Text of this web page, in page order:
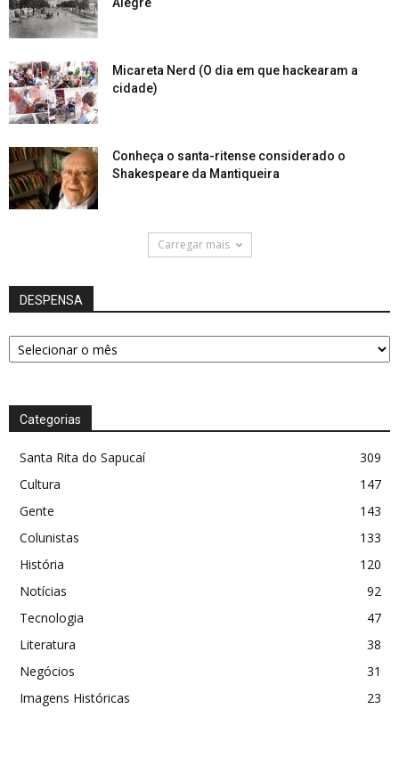
Alegre
Micareta Nerd (O dia em que hackearam a
cidade)
Conheça o santa-ritense considerado o
Shakespeare da Mantiqueira
Carregar mais
DESPENSA
DESPENSA
Categorias
Santa Rita do Sapucaí
309
Cultura
147
Gente
143
Colunistas
133
História
120
Notícias
92
Tecnologia
47
Literatura
38
Negócios
31
Imagens Históricas
23